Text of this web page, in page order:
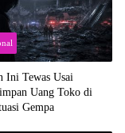
Ini Tewas Usai
Uang Toko di
Gempa